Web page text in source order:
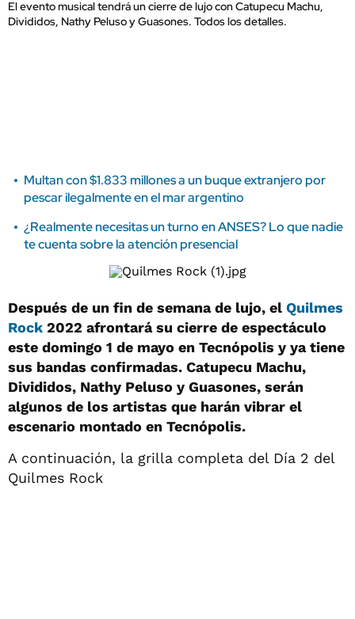
El evento musical tendrá un cierre de lujo con Catupecu Machu,
Divididos, Nathy Peluso y Guasones. Todos los detalles.
Multan con $1.833 millones a un buque extranjero por
pescar ilegalmente en el mar argentino
¿Realmente necesitas un turno en ANSES? Lo que nadie
te cuenta sobre la atención presencial
Después de un fin de semana de lujo, el Quilmes
Rock 2022 afrontará su cierre de espectáculo
este domingo 1 de mayo en Tecnópolis y ya tiene
sus bandas confirmadas. Catupecu Machu,
Divididos, Nathy Peluso y Guasones, serán
algunos de los artistas que harán vibrar el
escenario montado en Tecnópolis.
A continuación, la grilla completa del Día 2 del
Quilmes Rock